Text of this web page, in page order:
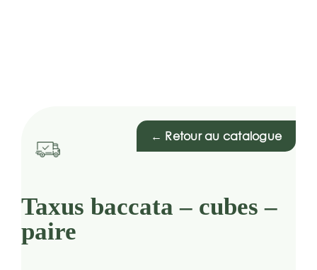
← Retour au catalogue
Taxus baccata – cubes –
paire